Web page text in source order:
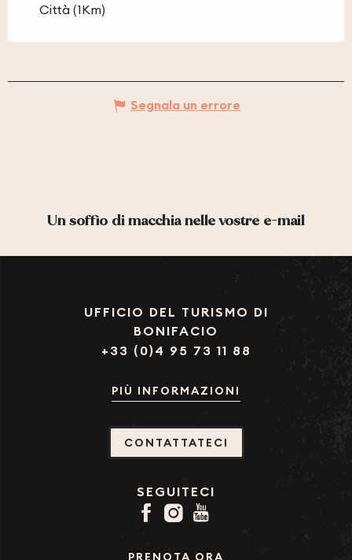
Città (1Km)
Segnala un errore
Un soffio di macchia nelle vostre e-mail
UFFICIO DEL TURISMO DI
BONIFACIO
+33 (0)4 95 73 11 88
PIÙ INFORMAZIONI
CONTATTATECI
SEGUITECI